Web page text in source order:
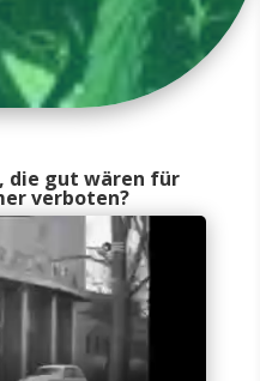
die gut wären für
verboten?